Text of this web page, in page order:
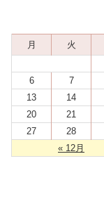
月 火
« 12月
6
7
13
14
20
21
27
28